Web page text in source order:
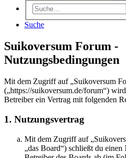
Suche
Suikoversum Forum -
Nutzungsbedingungen
Mit dem Zugriff auf „Suikoversum
(„https://suikoversum.de/forum“)
Betreiber ein Vertrag mit folgenden
1. Nutzungsvertrag
Mit dem Zugriff auf
„das Board“) schließt du